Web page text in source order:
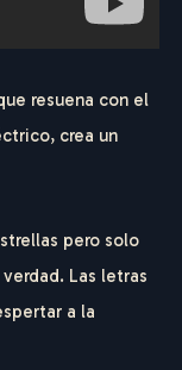
resuena con el
crea un
pero solo
Las letras
a la